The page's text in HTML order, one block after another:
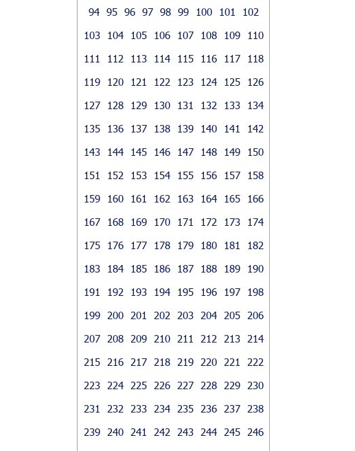
94 95 96 97 98 99 100 101
102
103
104 105 106 107 108 109
110
111
112 113 114 115 116 117
118
119
120 121 122 123 124 125
126
127
128 129 130 131 132 133
134
135
136 137 138 139 140 141
142
143
144 145 146 147 148 149
150
151
152 153 154 155 156 157
158
159
160 161 162 163 164 165
166
167
168 169 170 171 172 173
174
175
176 177 178 179 180 181
182
183
184 185 186 187 188 189
190
191
192 193 194 195 196 197
198
199
200 201 202 203 204 205
206
207
208 209 210 211 212 213
214
215
216 217 218 219 220 221
222
223
224 225 226 227 228 229
230
231
232 233 234 235 236 237
238
239
240 241 242 243 244 245
246